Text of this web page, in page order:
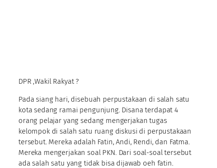
DPR ,Wakil Rakyat ?
Pada siang hari, disebuah perpustakaan di salah satu
kota sedang ramai pengunjung. Disana terdapat 4
orang pelajar yang sedang mengerjakan tugas
kelompok di salah satu ruang diskusi di perpustakaan
tersebut. Mereka adalah Fatin, Andi, Rendi, dan Fatma.
Mereka mengerjakan soal PKN. Dari soal-soal tersebut
ada salah satu yang tidak bisa dijawab oeh fatin.